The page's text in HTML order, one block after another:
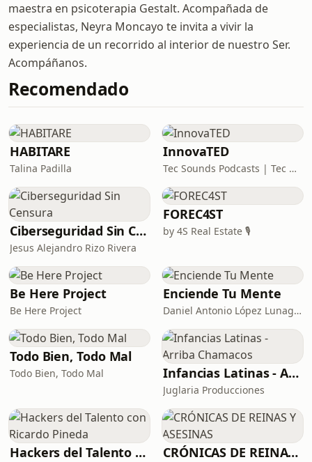
maestra en psicoterapia Gestalt. Acompañada de
especialistas, Neyra Moncayo te invita a vivir la
experiencia de un recorrido al interior de nuestro Ser.
Acompáñanos.
Recomendado
HABITARE
Talina Padilla
InnovaTED
Tec Sounds Podcasts | Tec de Monterrey
Ciberseguridad Sin Censura
Jesus Alejandro Rizo Rivera
FOREC4ST
by 4S Real Estate 🎙️
Be Here Project
Be Here Project
Enciende Tu Mente
Daniel Antonio López Lunagómez
Todo Bien, Todo Mal
Todo Bien, Todo Mal Infancias Latinas - Arriba Chamacos
Juglaria Producciones
Hackers del Talento con Ricardo Pineda CRÓNICAS DE REINAS Y ASESINAS